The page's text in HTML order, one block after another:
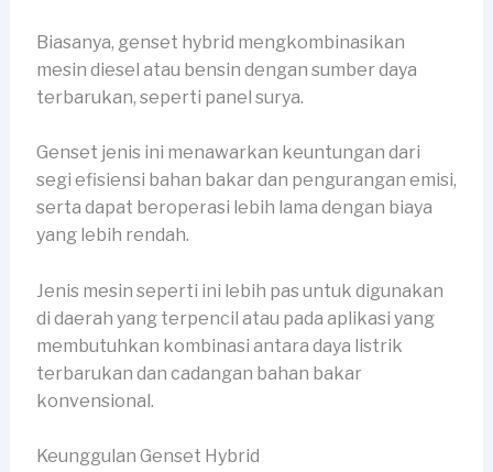
Biasanya, genset hybrid mengkombinasikan
mesin diesel atau bensin dengan sumber daya
terbarukan, seperti panel surya.
Genset jenis ini menawarkan keuntungan dari
segi efisiensi bahan bakar dan pengurangan emisi,
serta dapat beroperasi lebih lama dengan biaya
yang lebih rendah.
Jenis mesin seperti ini lebih pas untuk digunakan
di daerah yang terpencil atau pada aplikasi yang
membutuhkan kombinasi antara daya listrik
terbarukan dan cadangan bahan bakar
konvensional.
Keunggulan Genset Hybrid